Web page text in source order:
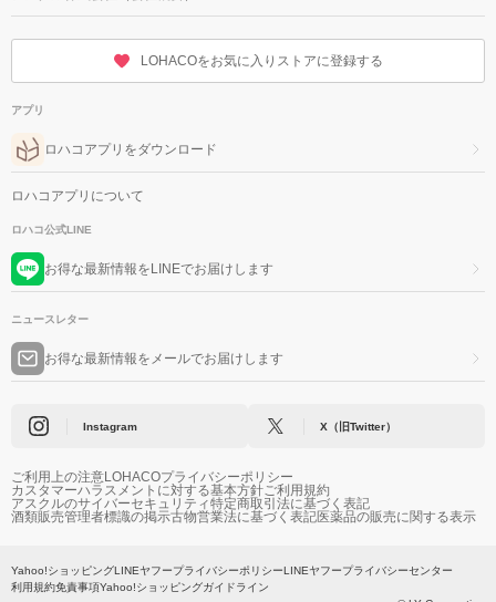
LOHACOをお気に入りストアに登録する
アプリ
ロハコアプリをダウンロード
ロハコアプリについて
ロハコ公式LINE
お得な最新情報をLINEでお届けします
ニュースレター
お得な最新情報をメールでお届けします
Instagram X（旧Twitter）
ご利用上の注意LOHACOプライバシーポリシー
カスタマーハラスメントに対する基本方針ご利用規約
アスクルのサイバーセキュリティ特定商取引法に基づく表記
酒類販売管理者標識の掲示古物営業法に基づく表記医薬品の販売に関する表示
Yahoo!ショッピングLINEヤフープライバシーポリシーLINEヤフープライバシーセンター
利用規約免責事項Yahoo!ショッピングガイドライン